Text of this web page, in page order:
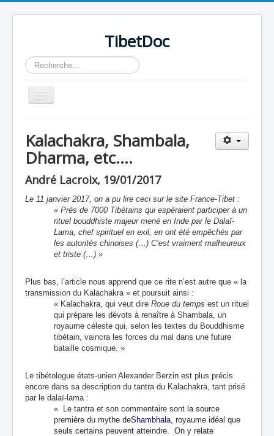
TibetDoc
Rechercher
Basculer
la
Kalachakra, Shambala,
Dharma, etc....
André Lacroix, 19/01/2017
Le 11 janvier 2017, on a pu lire ceci sur le site France-Tibet :
« Près de 7000 Tibétains qui espéraient participer à un
rituel bouddhiste majeur mené en Inde par le Dalaï-
Lama, chef spirituel en exil, en ont été empêchés par
les autorités chinoises (…) C’est vraiment malheureux
et triste (…) »
Plus bas, l’article nous apprend que ce rite n’est autre que « la
transmission du Kalachakra » et poursuit ainsi :
« Kalachakra, qui veut dire Roue du temps est un rituel
qui prépare les dévots à renaître à Shambala, un
royaume céleste qui, selon les textes du Bouddhisme
tibétain, vaincra les forces du mal dans une future
bataille cosmique. »
Le tibétologue états-unien Alexander Berzin est plus précis
encore dans sa description du tantra du Kalachakra, tant prisé
par le dalaï-lama :
« Le tantra et son commentaire sont la source
première du mythe deShambhala, royaume idéal que
seuls certains peuvent atteindre. On y relate